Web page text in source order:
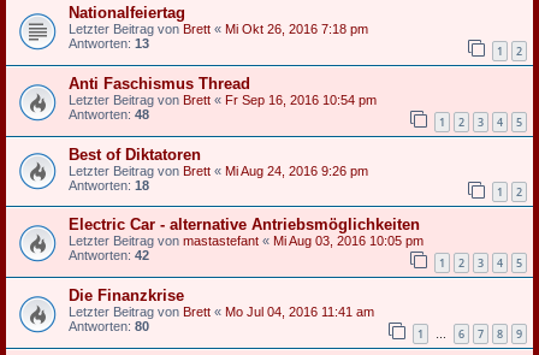
Nationalfeiertag
Letzter Beitrag von Brett « Mi Okt 26, 2016 7:18 pm
Antworten: 13 1 2
Anti Faschismus Thread
Letzter Beitrag von Brett « Fr Sep 16, 2016 10:54 pm
Antworten: 48 1 2 3 4 5
Best of Diktatoren
Letzter Beitrag von Brett « Mi Aug 24, 2016 9:26 pm
Antworten: 18 1 2
Electric Car - alternative Antriebsmöglichkeiten
Letzter Beitrag von mastastefant « Mi Aug 03, 2016 10:05 pm
Antworten: 42 1 2 3 4 5
Die Finanzkrise
Letzter Beitrag von Brett « Mo Jul 04, 2016 11:41 am
Antworten: 80 1 … 6 7 8 9